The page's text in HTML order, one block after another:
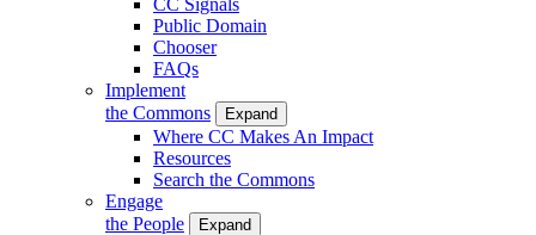
Public Domain
Chooser
FAQs
Implement
the Commons
Expand
Where CC Makes An Impact
Resources
Search the Commons
Engage
the People
Expand